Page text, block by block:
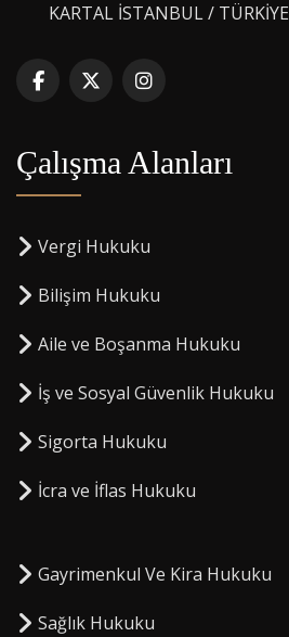
KARTAL İSTANBUL / TÜRKİYE
Çalışma Alanları
Vergi Hukuku
Bilişim Hukuku
Aile ve Boşanma Hukuku
İş ve Sosyal Güvenlik Hukuku
Sigorta Hukuku
⁠İcra ve İflas Hukuku
Gayrimenkul Ve Kira Hukuku
Sağlık Hukuku